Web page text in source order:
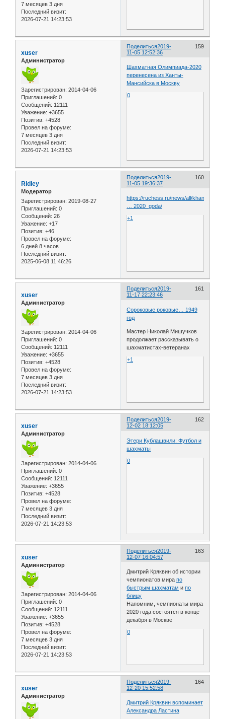
7 месяцев 3 дня
Последний визит:
2026-07-21 14:23:53
Поделиться 159
2019-
11-05 12:52:36
xuser
Администратор
Зарегистрирован: 2014-04-06
Приглашений: 0
Сообщений: 12111
Уважение: +3655
Позитив: +4528
Провел на форуме:
7 месяцев 3 дня
Последний визит:
2026-07-21 14:23:53
Шахматная Олимпиада-2020
перенесена из Ханты-
Мансийска в Москву
0
Поделиться 160
2019-
11-05 19:36:37
Ridley
Модератор
Зарегистрирован: 2019-08-27
Приглашений: 0
Сообщений: 26
Уважение: +17
Позитив: +46
Провел на форуме:
6 дней 8 часов
Последний визит:
2025-06-08 11:46:26
https://ruchess.ru/news/all/
… 2020_goda/
+1
Поделиться 161
2019-
11-17 22:23:46
xuser
Администратор
Зарегистрирован: 2014-04-06
Приглашений: 0
Сообщений: 12111
Уважение: +3655
Позитив: +4528
Провел на форуме:
7 месяцев 3 дня
Последний визит:
2026-07-21 14:23:53
Сороковые роковые… 1949
год
Мастер Николай Мишучков
продолжает рассказывать о
шахматистах-ветеранах
+1
Поделиться 162
2019-
12-02 18:12:05
xuser
Администратор
Зарегистрирован: 2014-04-06
Приглашений: 0
Сообщений: 12111
Уважение: +3655
Позитив: +4528
Провел на форуме:
7 месяцев 3 дня
Последний визит:
2026-07-21 14:23:53
Этери Кублашвили: Футбол и
шахматы
0
Поделиться 163
2019-
12-07 16:04:57
xuser
Администратор
Зарегистрирован: 2014-04-06
Приглашений: 0
Сообщений: 12111
Уважение: +3655
Позитив: +4528
Провел на форуме:
7 месяцев 3 дня
Последний визит:
2026-07-21 14:23:53
Дмитрий Кряквин об истории
чемпионатов мирапо
быстрым шахматам ипо
блицу
Напомним, чемпионаты мира
2020 года состоятся в конце
декабря в Москве
0
Поделиться 164
2019-
12-20 15:52:58
xuser
Администратор
Дмитрий Кряквин вспоминает
Александра Ластина